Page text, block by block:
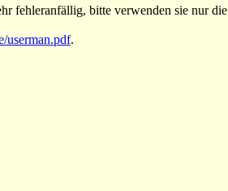
fehleranfällig, bitte verwenden sie nur die
userman.pdf.